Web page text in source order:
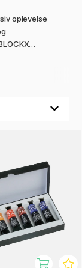
oplevelse
søger en
være
levende